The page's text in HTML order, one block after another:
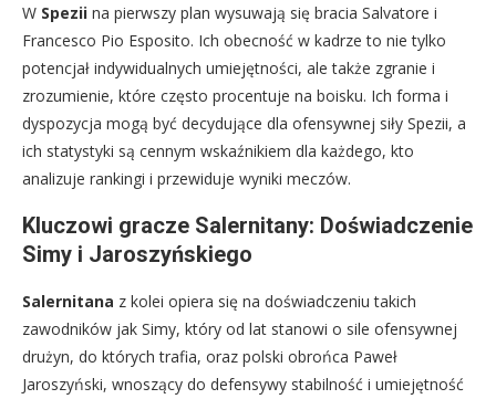
W Spezii na pierwszy plan wysuwają się bracia Salvatore i
Francesco Pio Esposito. Ich obecność w kadrze to nie tylko
potencjał indywidualnych umiejętności, ale także zgranie i
zrozumienie, które często procentuje na boisku. Ich forma i
dyspozycja mogą być decydujące dla ofensywnej siły Spezii, a
ich statystyki są cennym wskaźnikiem dla każdego, kto
analizuje rankingi i przewiduje wyniki meczów.
Kluczowi gracze Salernitany: Doświadczenie
Simy i Jaroszyńskiego
Salernitana z kolei opiera się na doświadczeniu takich
zawodników jak Simy, który od lat stanowi o sile ofensywnej
drużyn, do których trafia, oraz polski obrońca Paweł
Jaroszyński, wnoszący do defensywy stabilność i umiejętność